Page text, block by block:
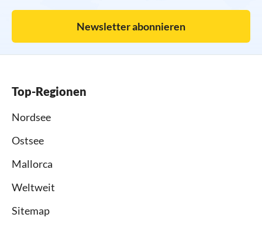
Newsletter abonnieren
Top-Regionen
Nordsee
Ostsee
Mallorca
Weltweit
Sitemap